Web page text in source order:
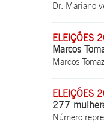
Dr. Mariano
ELEIÇÕES
Marcos
Marcos
ELEIÇÕES
277
Número